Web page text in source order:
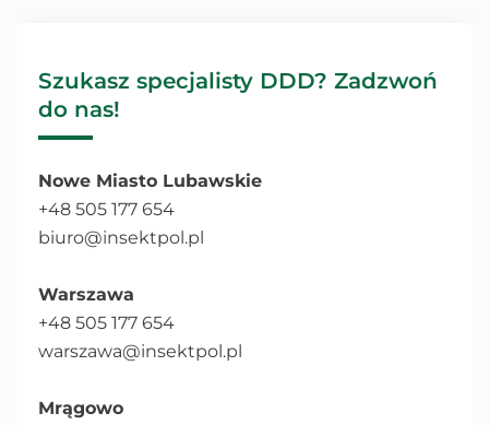
Szukasz specjalisty DDD? Zadzwoń
do nas!
Nowe Miasto Lubawskie
+48 505 177 654
biuro@insektpol.pl
Warszawa
+48 505 177 654
warszawa@insektpol.pl
Mrągowo